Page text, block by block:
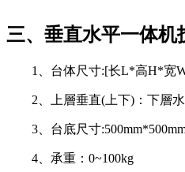
三、垂直水平一体机
1、台体尺寸:[长L*高H*宽
2、上層垂直(上下)：下層水
3、台底尺寸
4、承重：0~100kg